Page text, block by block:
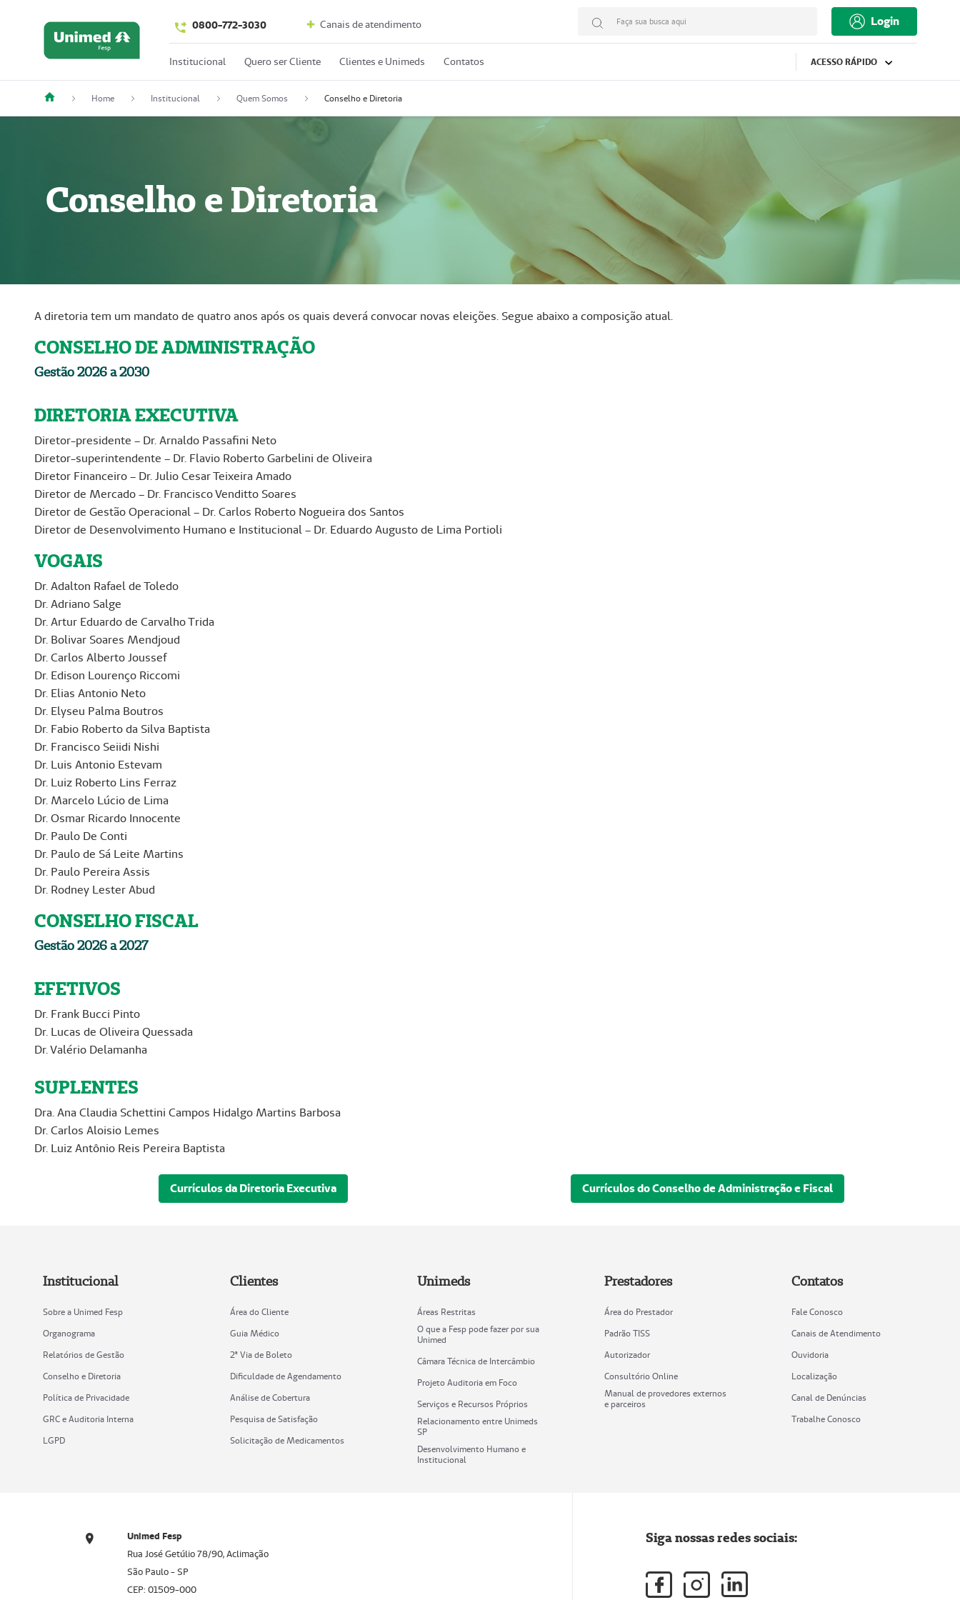
0800-772-3030 Canais de atendimento Faça sua busca aqui Login
Institucional Quero ser Cliente Clientes e Unimeds Contatos ACESSO RÁPIDO
Home Institucional Quem Somos Conselho e Diretoria
Conselho e Diretoria
A diretoria tem um mandato de quatro anos após os quais deverá convocar novas eleições. Segue abaixo a composição atual.
CONSELHO DE ADMINISTRAÇÃO
Gestão 2026 a 2030
DIRETORIA EXECUTIVA
Diretor-presidente – Dr. Arnaldo Passafini Neto
Diretor-superintendente – Dr. Flavio Roberto Garbelini de Oliveira
Diretor Financeiro – Dr. Julio Cesar Teixeira Amado
Diretor de Mercado – Dr. Francisco Venditto Soares
Diretor de Gestão Operacional – Dr. Carlos Roberto Nogueira dos Santos
Diretor de Desenvolvimento Humano e Institucional – Dr. Eduardo Augusto de Lima Portioli
VOGAIS
Dr. Adalton Rafael de Toledo
Dr. Adriano Salge
Dr. Artur Eduardo de Carvalho Trida
Dr. Bolivar Soares Mendjoud
Dr. Carlos Alberto Joussef
Dr. Edison Lourenço Riccomi
Dr. Elias Antonio Neto
Dr. Elyseu Palma Boutros
Dr. Fabio Roberto da Silva Baptista
Dr. Francisco Seiidi Nishi
Dr. Luis Antonio Estevam
Dr. Luiz Roberto Lins Ferraz
Dr. Marcelo Lúcio de Lima
Dr. Osmar Ricardo Innocente
Dr. Paulo De Conti
Dr. Paulo de Sá Leite Martins
Dr. Paulo Pereira Assis
Dr. Rodney Lester Abud
CONSELHO FISCAL
Gestão 2026 a 2027
EFETIVOS
Dr. Frank Bucci Pinto
Dr. Lucas de Oliveira Quessada
Dr. Valério Delamanha
SUPLENTES
Dra. Ana Claudia Schettini Campos Hidalgo Martins Barbosa
Dr. Carlos Aloisio Lemes
Dr. Luiz Antônio Reis Pereira Baptista
Currículos da Diretoria Executiva Currículos do Conselho de Administração e Fiscal
Institucional
Sobre a Unimed Fesp
Organograma
Relatórios de Gestão
Conselho e Diretoria
Política de Privacidade
GRC e Auditoria Interna
LGPD
Clientes
Área do Cliente
Guia Médico
2ª Via de Boleto
Dificuldade de Agendamento
Análise de Cobertura
Pesquisa de Satisfação
Solicitação de Medicamentos
Unimeds
Áreas Restritas
O que a Fesp pode fazer por sua
Unimed
Câmara Técnica de Intercâmbio
Projeto Auditoria em Foco
Serviços e Recursos Próprios
Relacionamento entre Unimeds
SP
Desenvolvimento Humano e
Institucional
Prestadores
Área do Prestador
Padrão TISS
Autorizador
Consultório Online
Manual de provedores externos
e parceiros
Contatos
Fale Conosco
Canais de Atendimento
Ouvidoria
Localização
Canal de Denúncias
Trabalhe Conosco
Unimed Fesp
Rua José Getúlio 78/90, Aclimação
São Paulo - SP
CEP: 01509-000
Siga nossas redes sociais: